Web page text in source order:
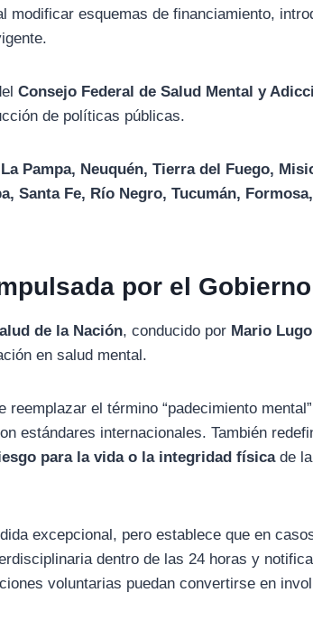
modificar esquemas de financiamiento,
Consejo Federal de Salud Mental y
de políticas públicas.
La Pampa, Neuquén, Tierra del Fuego,
Santa Fe, Río Negro, Tucumán,
por el Gobierno
de la Nación, conducido por Mario
en salud mental.
el término “padecimiento
estándares internacionales. También
para la vida o la integridad físicade la
excepcional, pero establece que en
dentro de las 24 horas y
voluntarias puedan convertirse en